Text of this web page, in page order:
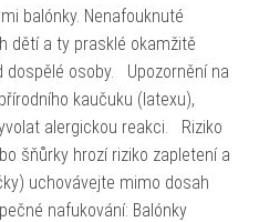
balónky. Nenafouknuté
dětí a ty prasklé okamžitě
dospělé osoby. Upozornění na
kaučuku (latexu),
alergickou reakci. Riziko
šňůrky hrozí riziko zapletení a
uchovávejte mimo dosah
nafukování: Balónky